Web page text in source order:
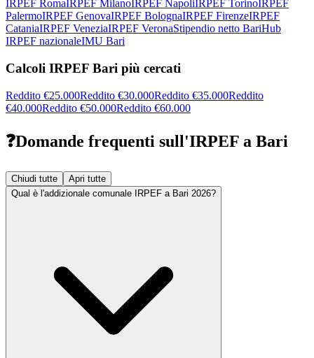
IRPEF RomaIRPEF MilanoIRPEF NapoliIRPEF TorinoIRPEF
PalermoIRPEF GenovaIRPEF BolognaIRPEF FirenzeIRPEF
CataniaIRPEF VeneziaIRPEF VeronaStipendio netto BariHub
IRPEF nazionaleIMU Bari
Calcoli IRPEF Bari più cercati
Reddito €25.000Reddito €30.000Reddito €35.000Reddito
€40.000Reddito €50.000Reddito €60.000
❓Domande frequenti sull'IRPEF a Bari
Chiudi tutte
Apri tutte
Qual è l'addizionale comunale IRPEF a Bari 2026?